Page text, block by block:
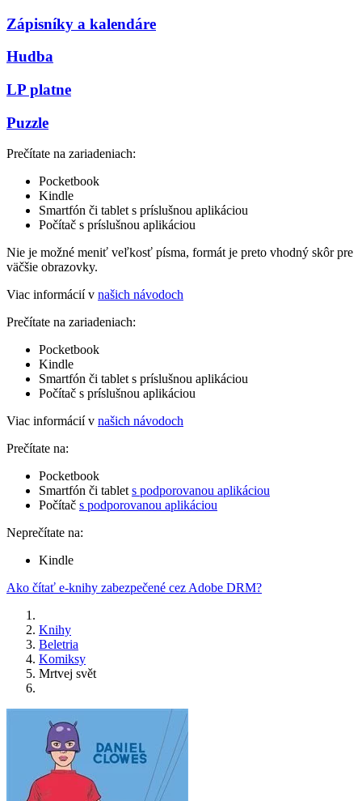
Zápisníky a kalendáre
Hudba
LP platne
Puzzle
Prečítate na zariadeniach:
Pocketbook
Kindle
Smartfón či tablet s príslušnou aplikáciou
Počítač s príslušnou aplikáciou
Nie je možné meniť veľkosť písma, formát je preto vhodný skôr pre
väčšie obrazovky.
Viac informácií v našich návodoch
Prečítate na zariadeniach:
Pocketbook
Kindle
Smartfón či tablet s príslušnou aplikáciou
Počítač s príslušnou aplikáciou
Viac informácií v našich návodoch
Prečítate na:
Pocketbook
Smartfón či tablet s podporovanou aplikáciou
Počítač s podporovanou aplikáciou
Neprečítate na:
Kindle
Ako čítať e-knihy zabezpečené cez Adobe DRM?
Knihy
Beletria
Komiksy
Mrtvej svět